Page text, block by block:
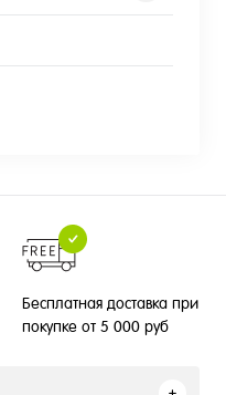
Бесплатная доставка при
покупке от 5 000 руб